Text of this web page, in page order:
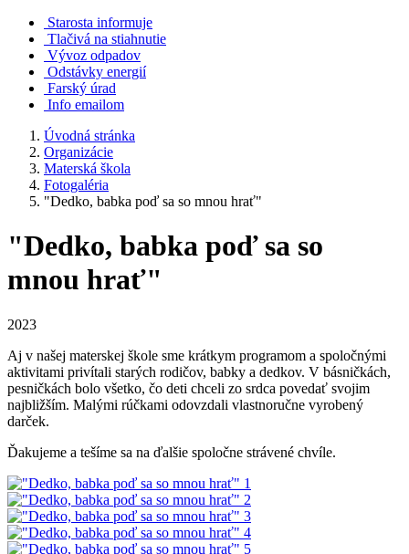
Starosta informuje
Tlačivá na stiahnutie
Vývoz odpadov
Odstávky energií
Farský úrad
Info emailom
Úvodná stránka
Organizácie
Materská škola
Fotogaléria
"Dedko, babka poď sa so mnou hrať"
"Dedko, babka poď sa so
mnou hrať"
2023
Aj v našej materskej škole sme krátkym programom a spoločnými
aktivitami privítali starých rodičov, babky a dedkov. V básničkách,
pesničkách bolo všetko, čo deti chceli zo srdca povedať svojim
najbližším. Malými rúčkami odovzdali vlastnoručne vyrobený
darček.
Ďakujeme a tešíme sa na ďalšie spoločne strávené chvíle.